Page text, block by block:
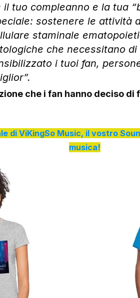
il tuo compleanno e la tua
sostenere le attività
staminale
che necessitano
i tuoi fan,
che i fan hanno deciso di
di ViKingSo Music, il vostro
musica!